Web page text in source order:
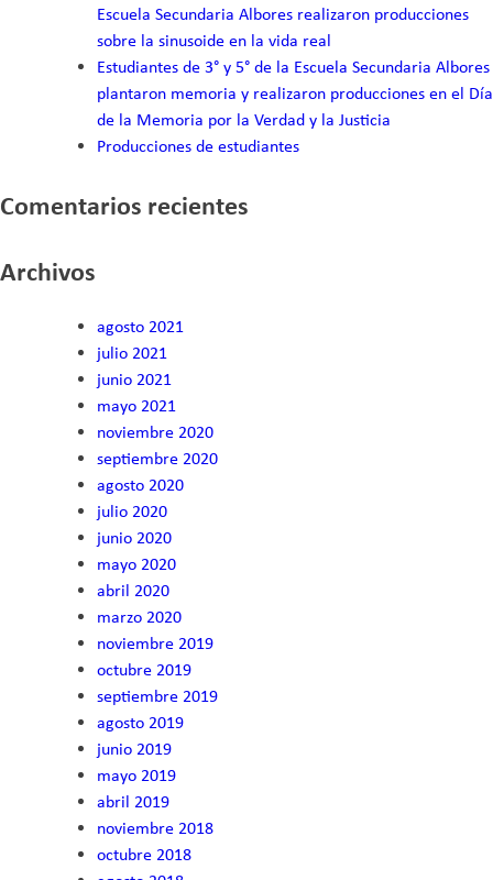
Escuela Secundaria Albores realizaron producciones
sobre la sinusoide en la vida real
Estudiantes de 3° y 5° de la Escuela Secundaria Albores
plantaron memoria y realizaron producciones en el Día
de la Memoria por la Verdad y la Justicia
Producciones de estudiantes
Comentarios recientes
Archivos
agosto 2021
julio 2021
junio 2021
mayo 2021
noviembre 2020
septiembre 2020
agosto 2020
julio 2020
junio 2020
mayo 2020
abril 2020
marzo 2020
noviembre 2019
octubre 2019
septiembre 2019
agosto 2019
junio 2019
mayo 2019
abril 2019
noviembre 2018
octubre 2018